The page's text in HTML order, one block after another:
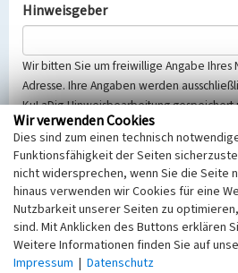
Hinweisgeber
Wir bitten Sie um freiwillige Angabe Ihres
Adresse. Ihre Angaben werden
KuLaDig-Hinweisbearbeitung
Selbstverständlich werden diese
Telemediengesetzes, des
dem 25.05.2018 gültigen Europäischen
(EU-DSGVO) vertraulich behandelt,
Hinweise zumDatenschutz
Nachricht
Wir verwenden Cookies
Dies sind zum einen technisch
Funktionsfähigkeit der Seiten
nicht widersprechen, wenn Sie die Seite
hinaus verwenden wir Cookies für eine
Nutzbarkeit unserer Seiten zu
sind. Mit Anklicken des Buttons erklären
Weitere Informationen finden Sie auf
Impressum | Datenschutz